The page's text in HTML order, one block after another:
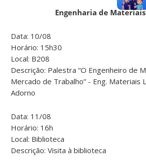
Engenharia de Materiais
Data: 10/08
Horário: 15h30
Local: B208
Descrição: Palestra “O Engenheiro de
Mercado de Trabalho” - Eng. Materiais
Adorno
Data: 11/08
Horário: 16h
Local: Biblioteca
Descrição: Visita à biblioteca